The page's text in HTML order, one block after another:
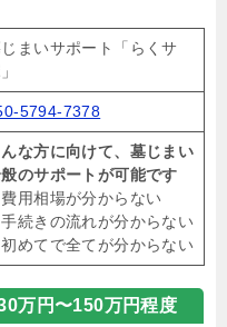
まいサポート「らくサ
5794-7378
な方に向けて、墓じまい
のサポートが可能です
費用相場が分からない
手続きの流れが分からない
初めてで全てが分からない
万円〜150万円程度